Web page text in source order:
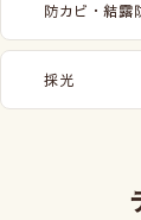
防カビ・結露
採光